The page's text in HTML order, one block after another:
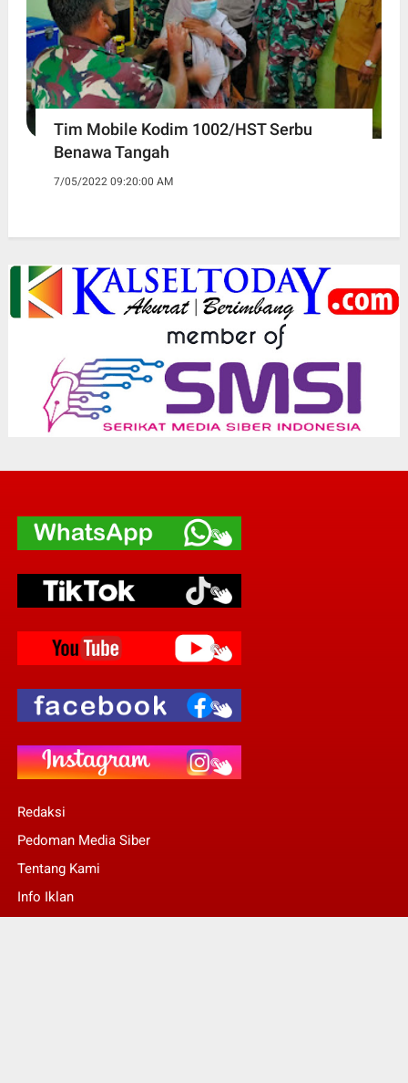
Tim Mobile Kodim 1002/HST Serbu
Benawa Tangah
7/05/2022 09:20:00 AM
Redaksi
Pedoman Media Siber
Tentang Kami
Info Iklan